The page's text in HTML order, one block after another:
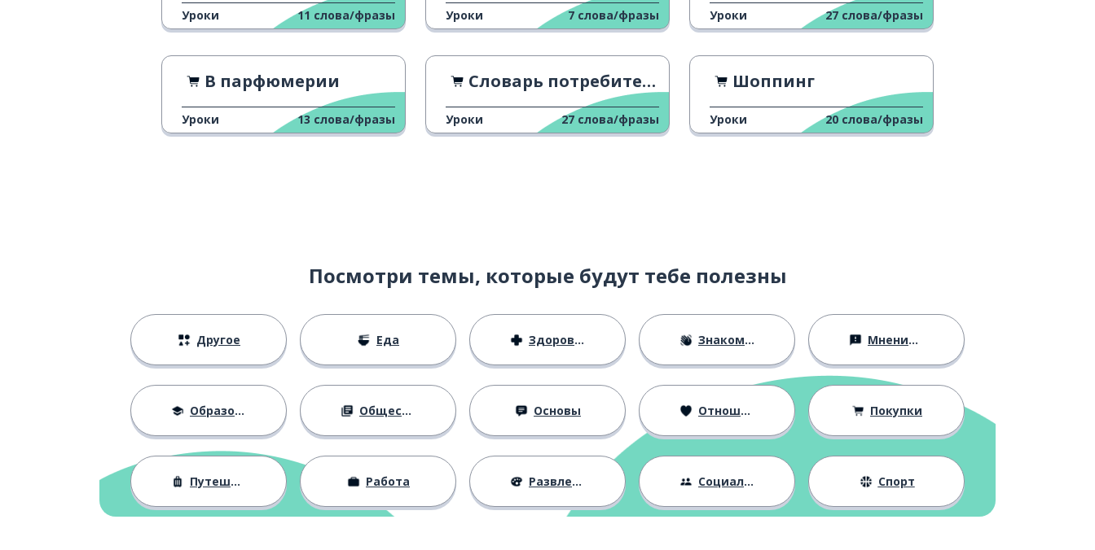
Уроки 11 слова/фразы Уроки 7 слова/фразы Уроки 27 слова/фразы
В парфюмерии
Уроки 13 слова/фразы
Словарь потребительских привычек
Уроки 27 слова/фразы
Шоппинг
Уроки 20 слова/фразы
Посмотри темы, которые будут тебе полезны
Другое Еда Здоровье Знакомство Мнения и убеждения
Образование Общество Основы Отношения Покупки
Путешествия Работа Развлечения Социальная жизнь Спорт